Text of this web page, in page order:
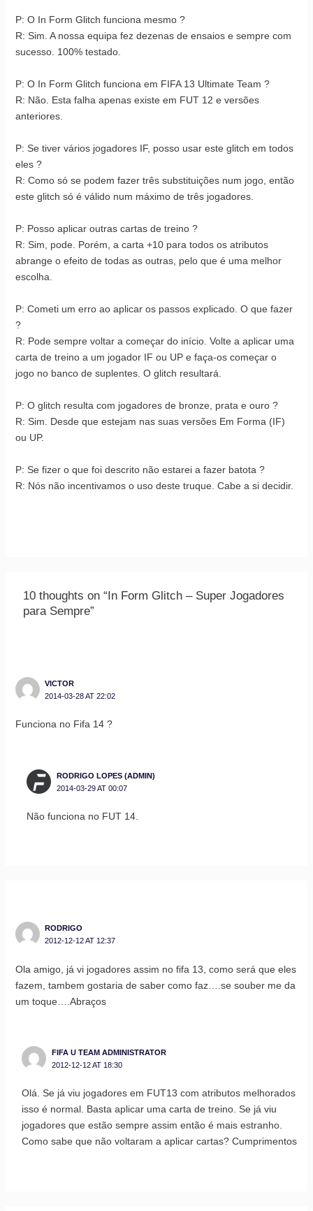
P: O In Form Glitch funciona mesmo ?
R: Sim. A nossa equipa fez dezenas de ensaios e sempre com
sucesso. 100% testado.
P: O In Form Glitch funciona em FIFA 13 Ultimate Team ?
R: Não. Esta falha apenas existe em FUT 12 e versões
anteriores.
P: Se tiver vários jogadores IF, posso usar este glitch em todos
eles ?
R: Como só se podem fazer três substituições num jogo, então
este glitch só é válido num máximo de três jogadores.
P: Posso aplicar outras cartas de treino ?
R: Sim, pode. Porém, a carta +10 para todos os atributos
abrange o efeito de todas as outras, pelo que é uma melhor
escolha.
P: Cometi um erro ao aplicar os passos explicado. O que fazer
?
R: Pode sempre voltar a começar do início. Volte a aplicar uma
carta de treino a um jogador IF ou UP e faça-os começar o
jogo no banco de suplentes. O glitch resultará.
P: O glitch resulta com jogadores de bronze, prata e ouro ?
R: Sim. Desde que estejam nas suas versões Em Forma (IF)
ou UP.
P: Se fizer o que foi descrito não estarei a fazer batota ?
R: Nós não incentivamos o uso deste truque. Cabe a si decidir.
10 thoughts on “In Form Glitch – Super Jogadores
para Sempre”
VICTOR
2014-03-28 AT 22:02
Funciona no Fifa 14 ?
RODRIGO LOPES (ADMIN)
2014-03-29 AT 00:07
Não funciona no FUT 14.
RODRIGO
2012-12-12 AT 12:37
Ola amigo, já vi jogadores assim no fifa 13, como será que eles
fazem, tambem gostaria de saber como faz….se souber me da
um toque….Abraços
FIFA U TEAM ADMINISTRATOR
2012-12-12 AT 18:30
Olá. Se já viu jogadores em FUT13 com atributos melhorados
isso é normal. Basta aplicar uma carta de treino. Se já viu
jogadores que estão sempre assim então é mais estranho.
Como sabe que não voltaram a aplicar cartas? Cumprimentos